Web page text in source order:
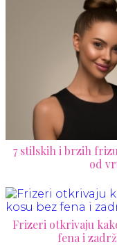
7 stilskih i brzih
od
Frizeri otkrivaju
fena i